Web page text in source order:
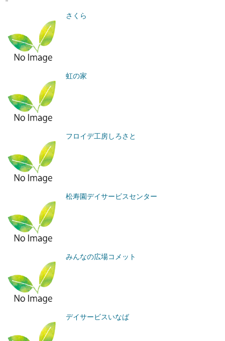
さくら
虹の家
フロイデ工房しろさと
松寿園デイサービスセンター
みんなの広場コメット
デイサービスいなば